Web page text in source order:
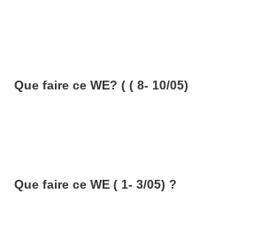
Que faire ce WE? ( ( 8- 10/05)
Que faire ce WE ( 1- 3/05) ?